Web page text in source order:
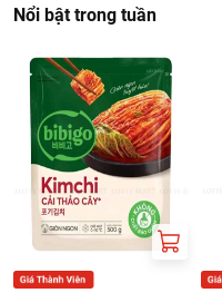
Nổi bật trong tuần